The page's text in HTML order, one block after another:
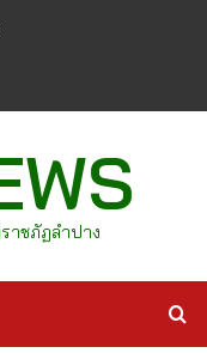
าชภัฏลำปาง